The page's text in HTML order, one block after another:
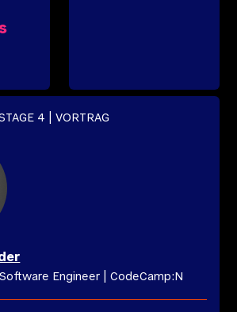
4 | VORTRAG
Engineer |CodeCamp:N